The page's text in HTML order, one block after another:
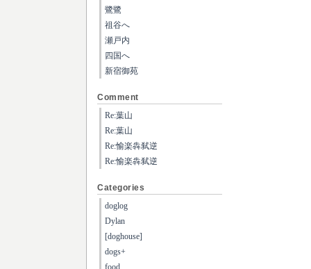
鷺鷺
祖谷へ
瀬戸内
四国へ
新宿御苑
Comment
Re:葉山
Re:葉山
Re:愉楽犇弑逆
Re:愉楽犇弑逆
Categories
doglog
Dylan
[doghouse]
dogs+
food